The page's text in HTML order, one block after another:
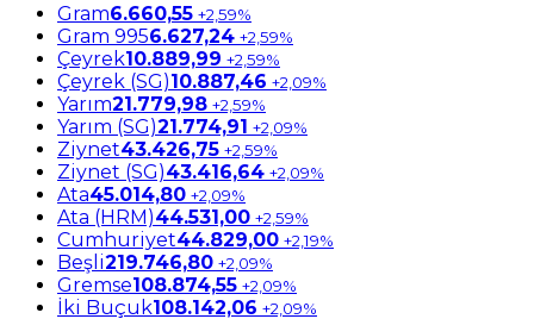
Gram6.660,55 +2,59%
Gram 9956.627,24 +2,59%
Çeyrek10.889,99 +2,59%
Çeyrek (SG)10.887,46 +2,09%
Yarım21.779,98 +2,59%
Yarım (SG)21.774,91 +2,09%
Ziynet43.426,75 +2,59%
Ziynet (SG)43.416,64 +2,09%
Ata45.014,80 +2,09%
Ata (HRM)44.531,00 +2,59%
Cumhuriyet44.829,00 +2,19%
Beşli219.746,80 +2,09%
Gremse108.874,55 +2,09%
İki Buçuk108.142,06 +2,09%